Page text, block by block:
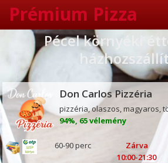
Prémium Pizza
Pécel környéki
Don Carlos Pizzéria
pizzéria, olaszos, magyaros,
94%, 65 vélemény
60-90 perc
Zárva
10:00-21:30